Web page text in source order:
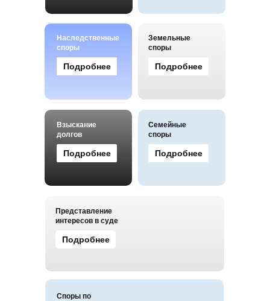
Споры по
Наследственные
споры
Подробнее
Земельные
споры
Подробнее
Представление
интересов в суде
Подробнее
Взыскание
долгов
Подробнее
Семейные
споры
Подробнее